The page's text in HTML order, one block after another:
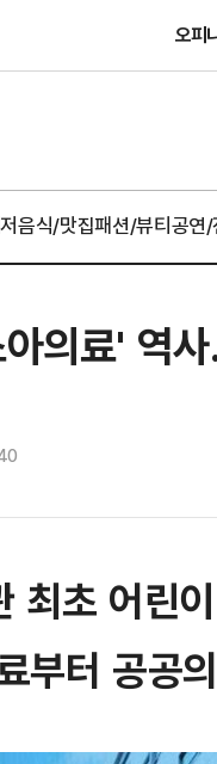
오피
음식/맛집패션/뷰티공연
의료' 역
최초 어린
부터 공공